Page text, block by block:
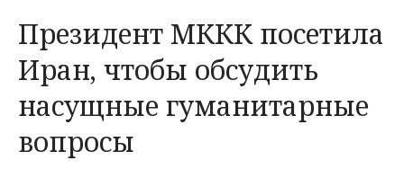
Президент МККК посетила
Иран, чтобы обсудить
насущные гуманитарные
вопросы